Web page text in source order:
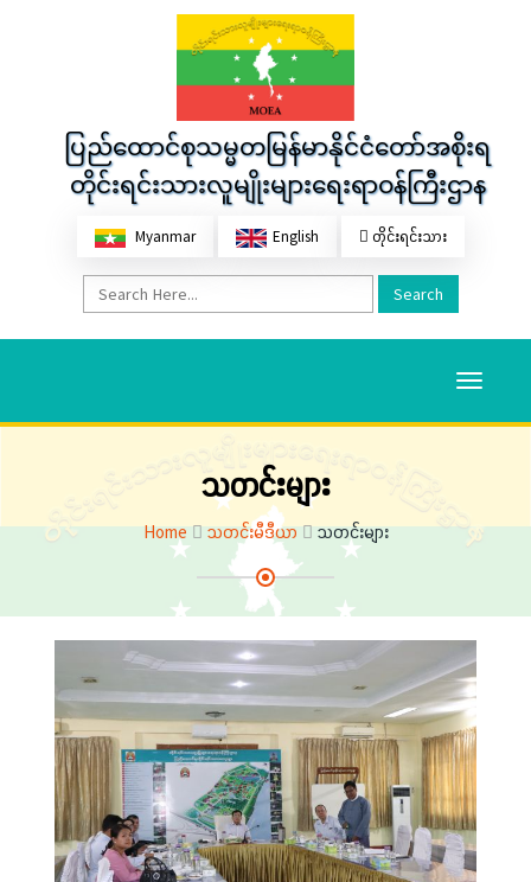
ပြည်ထောင်စုသမ္မတမြန်မာနိုင်ငံတော်အစိုးရ
တိုင်းရင်းသားလူမျိုးများရေးရာဝန်ကြီးဌာန
Myanmar English တိုင်းရင်းသား
Search
Toggle
သတင်းများ
Home သတင်းမီဒီယာ သတင်းများ